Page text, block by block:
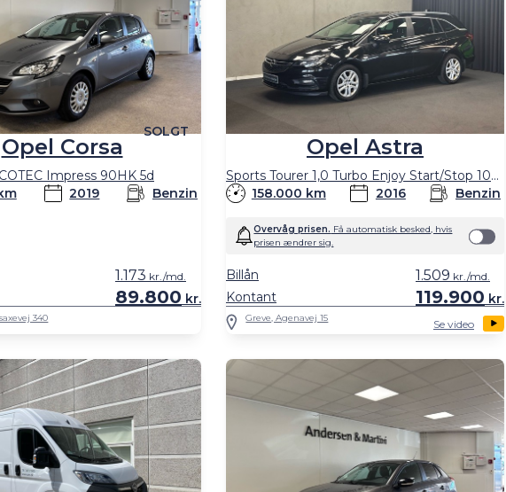
SOLGT
Opel Corsa
Impress 90HK 5d
2019 Benzin
89.800 kr.
1.173 kr./md.
340
Opel Astra
Sports Tourer 1,0 Turbo Enjoy Start/Stop 105HK Stc
158.000 km
2016 Benzin
Overvåg prisen. Få automatisk besked, hvis
prisen ændrer sig.
Kontant 119.900 kr.
Billån 1.509 kr./md.
Greve, Agenavej 15 Se video